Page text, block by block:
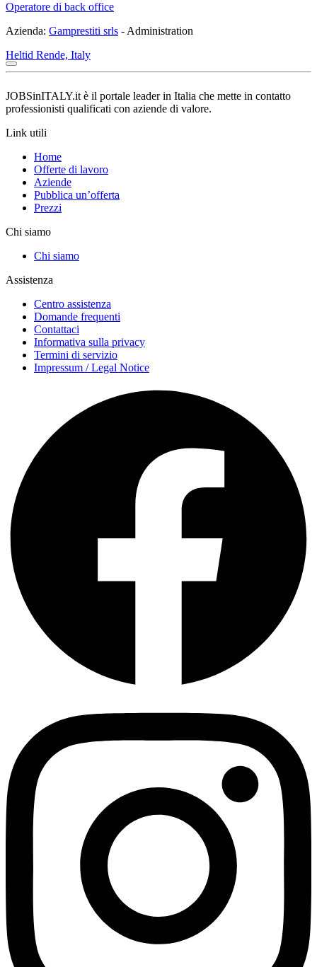
Operatore di back office
Azienda: Gamprestiti srls - Administration
Heltid Rende, Italy
JOBSinITALY.it è il portale leader in Italia che mette in contatto
professionisti qualificati con aziende di valore.
Link utili
Home
Offerte di lavoro
Aziende
Pubblica un’offerta
Prezzi
Chi siamo
Chi siamo
Assistenza
Centro assistenza
Domande frequenti
Contattaci
Informativa sulla privacy
Termini di servizio
Impressum / Legal Notice